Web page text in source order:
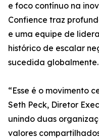
e foco contínuo na
Confience traz
e uma equipe de
histórico de escalar
sucedida globalmente.
“Esse é o movimento
Seth Peck, Diretor
unindo duas
valores